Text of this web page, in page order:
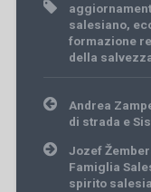
salesiano,
formazione
della
Post
navigation
Andrea
di strada e
Jozef
Famiglia
spirito